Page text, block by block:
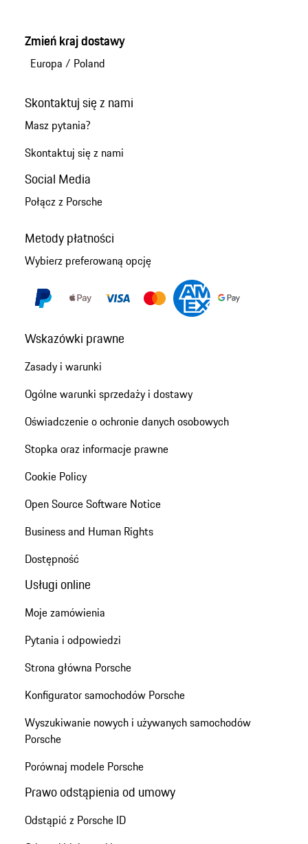
Zmień kraj dostawy
Europa / Poland
Skontaktuj się z nami
Masz pytania?
Skontaktuj się z nami
Social Media
Połącz z Porsche
Metody płatności
Wybierz preferowaną opcję
Wskazówki prawne
Zasady i warunki
Ogólne warunki sprzedaży i dostawy
Oświadczenie o ochronie danych osobowych
Stopka oraz informacje prawne
Cookie Policy
Open Source Software Notice
Business and Human Rights
Dostępność
Usługi online
Moje zamówienia
Pytania i odpowiedzi
Strona główna Porsche
Konfigurator samochodów Porsche
Wyszukiwanie nowych i używanych samochodów
Porsche
Porównaj modele Porsche
Prawo odstąpienia od umowy
Odstąpić z Porsche ID